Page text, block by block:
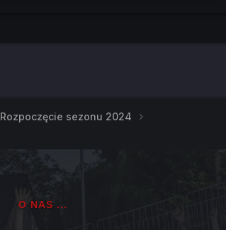
Rozpoczęcie sezonu 2024
O NAS ...